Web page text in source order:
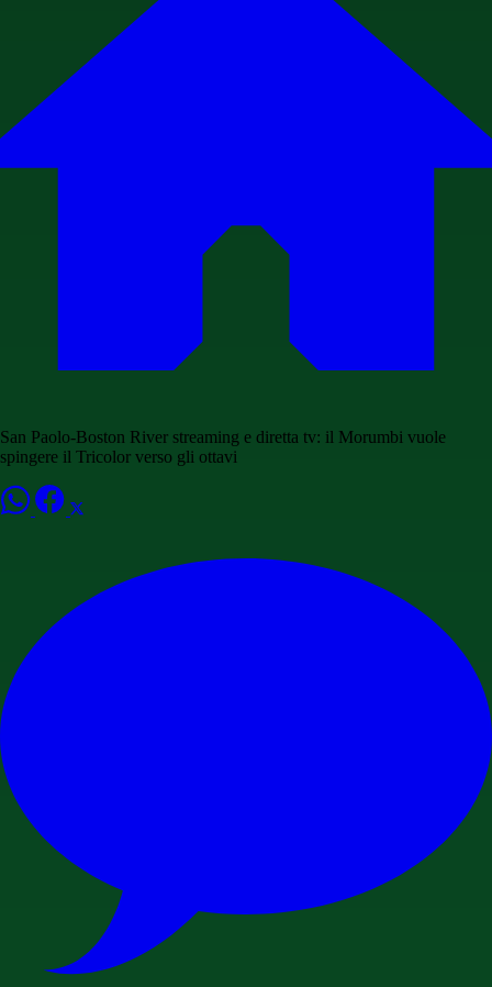
San Paolo-Boston River streaming e diretta tv: il Morumbi vuole
spingere il Tricolor verso gli ottavi